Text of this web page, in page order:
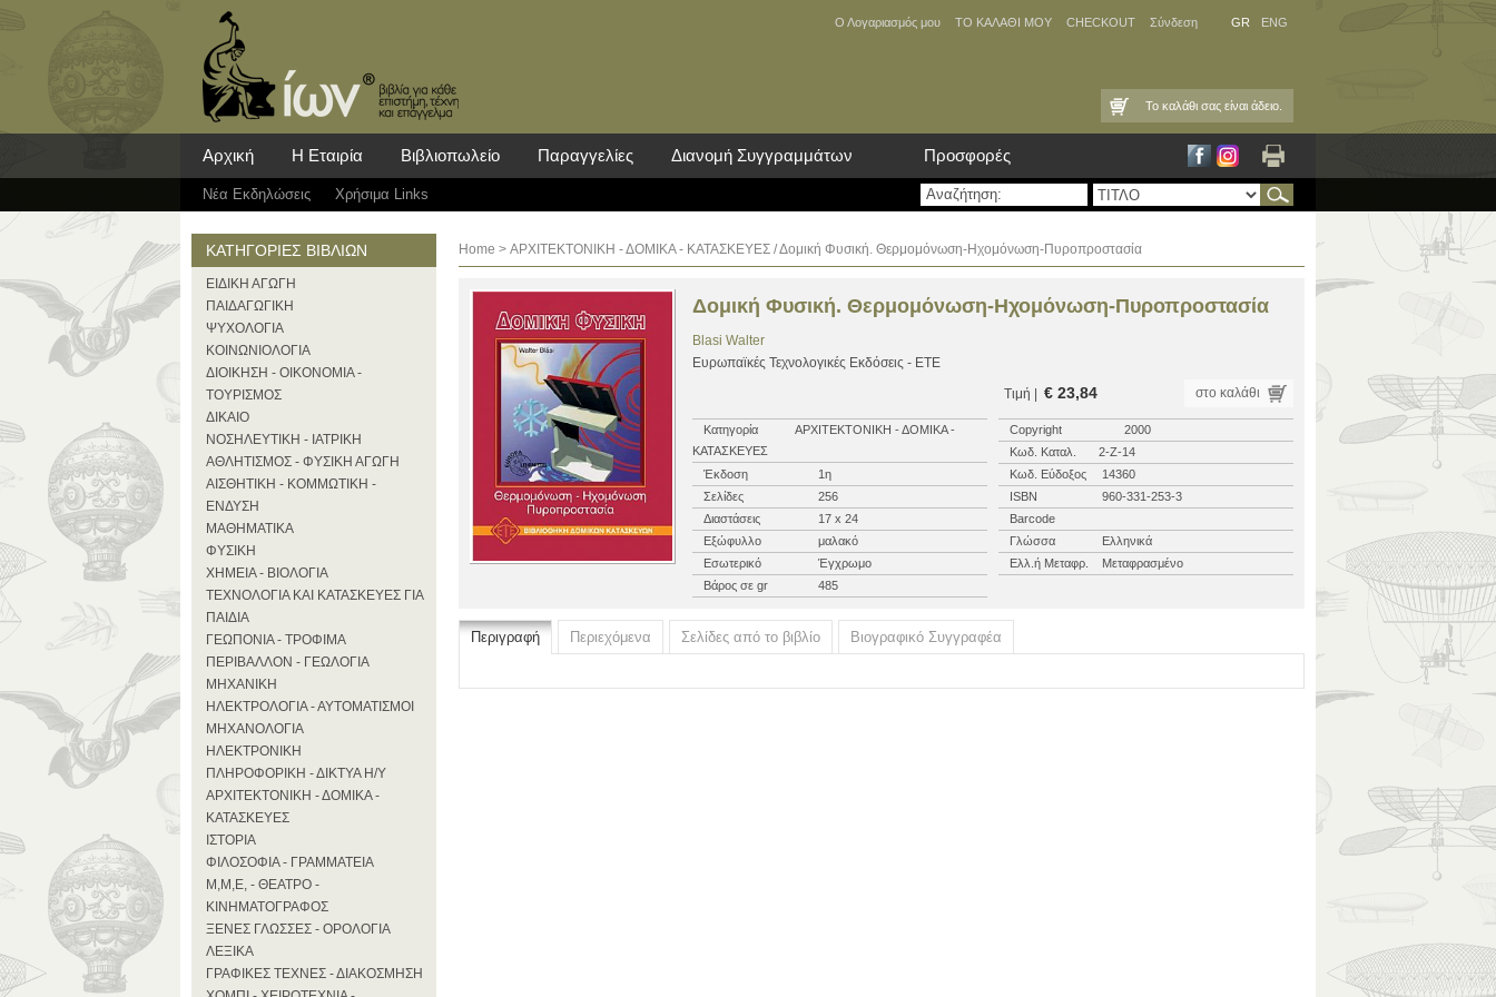
Ο Λογαριασμός μου ΤΟ ΚΑΛΑΘΙ ΜΟΥ CHECKOUT Σύνδεση GR ENG
Το καλάθι σας είναι άδειο.
Αρχική Η Εταιρία Βιβλιοπωλείο Παραγγελίες Διανομή Συγγραμμάτων Προσφορές
Νέα Eκδηλώσεις Χρήσιμα Links
ΚΑΤΗΓΟΡΙΕΣ ΒΙΒΛΙΩΝ
ΕΙΔΙΚΗ ΑΓΩΓΗ
ΠΑΙΔΑΓΩΓΙΚΗ
ΨΥΧΟΛΟΓΙΑ
ΚΟΙΝΩΝΙΟΛΟΓΙΑ
ΔΙΟΙΚΗΣΗ - ΟΙΚΟΝΟΜΙΑ -
ΤΟΥΡΙΣΜΟΣ
ΔΙΚΑΙΟ
ΝΟΣΗΛΕΥΤΙΚΗ - ΙΑΤΡΙΚΗ
ΑΘΛΗΤΙΣΜΟΣ - ΦΥΣΙΚΗ ΑΓΩΓΗ
ΑΙΣΘΗΤΙΚΗ - ΚΟΜΜΩΤΙΚΗ -
ΕΝΔΥΣΗ
ΜΑΘΗΜΑΤΙΚΑ
ΦΥΣΙΚΗ
ΧΗΜΕΙΑ - ΒΙΟΛΟΓΙΑ
ΤΕΧΝΟΛΟΓΙΑ ΚΑΙ ΚΑΤΑΣΚΕΥΕΣ ΓΙΑ
ΠΑΙΔΙΑ
ΓΕΩΠΟΝΙΑ - ΤΡΟΦΙΜΑ
ΠΕΡΙΒΑΛΛΟΝ - ΓΕΩΛΟΓΙΑ
ΜΗΧΑΝΙΚΗ
ΗΛΕΚΤΡΟΛΟΓΙΑ - ΑΥΤΟΜΑΤΙΣΜΟΙ
ΜΗΧΑΝΟΛΟΓΙΑ
ΗΛΕΚΤΡΟΝΙΚΗ
ΠΛΗΡΟΦΟΡΙΚΗ - ΔΙΚΤΥΑ Η/Υ
ΑΡΧΙΤΕΚΤΟΝΙΚΗ - ΔΟΜΙΚΑ -
ΚΑΤΑΣΚΕΥΕΣ
ΙΣΤΟΡΙΑ
ΦΙΛΟΣΟΦΙΑ - ΓΡΑΜΜΑΤΕΙΑ
Μ,Μ,Ε, - ΘΕΑΤΡΟ -
ΚΙΝΗΜΑΤΟΓΡΑΦΟΣ
ΞΕΝΕΣ ΓΛΩΣΣΕΣ - ΟΡΟΛΟΓΙΑ
ΛΕΞΙΚΑ
ΓΡΑΦΙΚΕΣ ΤΕΧΝΕΣ - ΔΙΑΚΟΣΜΗΣΗ
Home > ΑΡΧΙΤΕΚΤΟΝΙΚΗ - ΔΟΜΙΚΑ - ΚΑΤΑΣΚΕΥΕΣ / Δομική Φυσική. Θερμομόνωση-Ηχομόνωση-Πυροπροστασία
Δομική Φυσική. Θερμομόνωση-Ηχομόνωση-Πυροπροστασία
Blasi Walter
Ευρωπαϊκές Τεχνολογικές Εκδόσεις - ΕΤΕ
Τιμή |
€ 23,84 στο καλάθι
Κατηγορία
ΑΡΧΙΤΕΚΤΟΝΙΚΗ - ΔΟΜΙΚΑ -
ΚΑΤΑΣΚΕΥΕΣ
Copyright
2000
Κωδ. Καταλ.
2-Ζ-14
Έκδοση
1η Κωδ. Εύδοξος
14360
Σελίδες
256 ISBN
960-331-253-3
Διαστάσεις
17 x 24
Barcode
Εξώφυλλο
μαλακό Γλώσσα
Ελληνικά
Εσωτερικό
Έγχρωμο Ελλ.ή Μεταφρ.
Μεταφρασμένο
Βάρος σε gr
485
Περιγραφή Περιεχόμενα Σελίδες από το βιβλίο Βιογραφικό Συγγραφέα